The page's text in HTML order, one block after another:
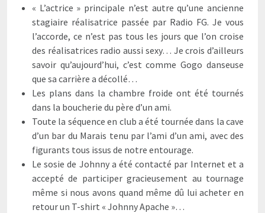
« L’actrice » principale n’est autre qu’une ancienne
stagiaire réalisatrice passée par Radio FG. Je vous
l’accorde, ce n’est pas tous les jours que l’on croise
des réalisatrices radio aussi sexy… Je crois d’ailleurs
savoir qu’aujourd’hui, c’est comme Gogo danseuse
que sa carrière a décollé…
Les plans dans la chambre froide ont été tournés
dans la boucherie du père d’un ami.
Toute la séquence en club a été tournée dans la cave
d’un bar du Marais tenu par l’ami d’un ami, avec des
figurants tous issus de notre entourage.
Le sosie de Johnny a été contacté par Internet et a
accepté de participer gracieusement au tournage
même si nous avons quand même dû lui acheter en
retour un T-shirt « Johnny Apache »…